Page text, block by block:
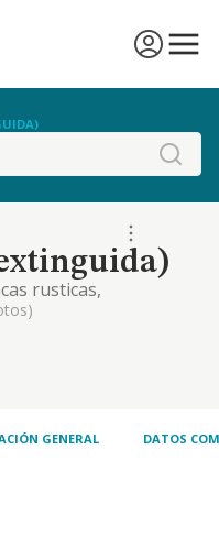
rusticas,
promocion y
GENERAL DATOS